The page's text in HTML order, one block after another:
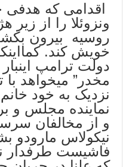
اقدامی که
ونزوئلا را از
روسیه بیرون
خویش کند.
دولت ترامپ اینبار
مخدر” میخواهد
نزدیک به خود خانم
نماینده مجلس و
و از مخالفان
نیکولاس مارودو
فاشیست طرفدار